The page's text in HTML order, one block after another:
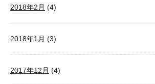
2018年2月 (4)
2018年1月 (3)
2017年12月 (4)